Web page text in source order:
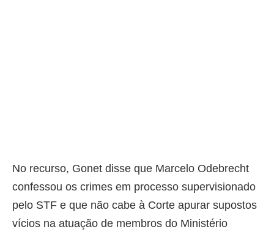
No recurso, Gonet disse que Marcelo Odebrecht
confessou os crimes em processo supervisionado
pelo STF e que não cabe à Corte apurar supostos
vícios na atuação de membros do Ministério